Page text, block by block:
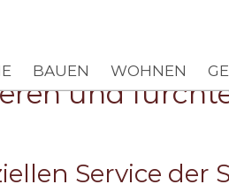
BAUEN WOHNEN
und
Service